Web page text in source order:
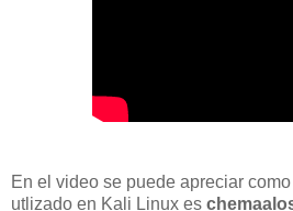
En el video se puede apreciar
utlizado en Kali Linux es